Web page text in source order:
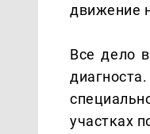
движение
Все дело
участках